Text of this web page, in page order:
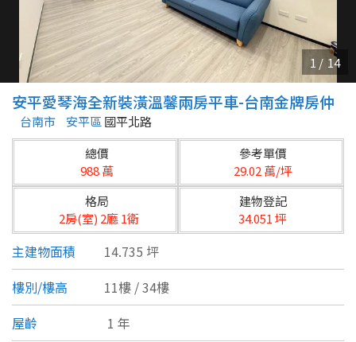
2026 台中降價好屋限量釋出
2026 台南降價好屋限量釋出
2026 高雄降價好屋限量釋出
縣市
不限
台北市
基隆市
新北市
宜蘭縣
桃園市
新竹市
區域
類型(可複選)
公寓
安平愛琴海全新裝潢溫馨兩房平車-台南金牌房仲
台南市 安平區 國平北路
總價
988 萬
參考單價
29.02 萬/坪
格局
2房(室) 2廳 1衛
建物登記
34.051 坪
主建物面積
14.735 坪
樓別/樓高
11樓 / 34樓
屋齡
1 年